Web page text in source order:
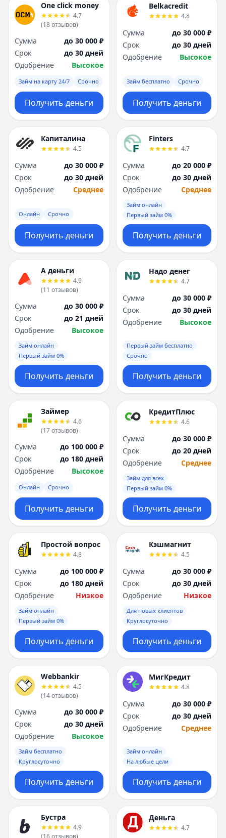
One click money
4.7
(18отзывов)
Сумма
до 30 000 ₽
Срок
до 30 дней
Одобрение
Высокое
Займ на карту 24/7 Срочно
Получить деньги
Belkacredit
4.8
Сумма
до 30 000 ₽
Срок
до 30 дней
Одобрение
Высокое
Займ бесплатно Срочно
Получить деньги
Капиталина
4.5
Сумма
до 30 000 ₽
Срок
до 30 дней
Одобрение
Среднее
Онлайн Срочно
Получить деньги
Finters
4.7
Сумма
до 20 000 ₽
Срок
до 30 дней
Одобрение
Среднее
Займ онлайн
Первый займ 0%
Получить деньги
А деньги
4.9
(11 отзывов)
Сумма
до 30 000 ₽
Срок
до 21 дней
Одобрение
Высокое
Займ онлайн
Первый займ 0%
Получить деньги
Надо денег
4.7
Сумма
до 30 000 ₽
Срок
до 30 дней
Одобрение
Высокое
Первый займ бесплатно
Срочно
Получить деньги
Займер
4.6
(17отзывов)
Сумма
до 100 000 ₽
Срок
до 180 дней
Одобрение
Высокое
Онлайн Срочно
Получить деньги
КредитПлюс
4.6
Сумма
до 30 000 ₽
Срок
до 20 дней
Одобрение
Среднее
Займ для всех
Первый займ 0%
Получить деньги
Простой вопрос
4.8
Сумма
до 100 000 ₽
Срок
до 180 дней
Одобрение
Низкое
Займ онлайн
Первый займ 0%
Получить деньги
Кэшмагнит
4.5
Сумма
до 30 000 ₽
Срок
до 30 дней
Одобрение
Низкое
Для новых клиентов
Круглосуточно
Получить деньги
Webbankir
4.5
(14отзывов)
Сумма
до 30 000 ₽
Срок
до 30 дней
Одобрение
Высокое
Займ бесплатно
Круглосуточно
Получить деньги
МигКредит
4.8
Сумма
до 30 000 ₽
Срок
до 30 дней
Одобрение
Среднее
Займ онлайн
На любые цели
Получить деньги
Бустра
4.9
(16отзывов)
Деньга
4.7